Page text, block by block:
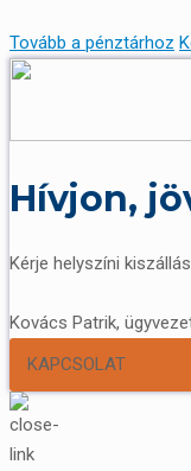
Tovább a pénztárhoz
Hívjon,
Kérje helyszíni
Kovács Patrik,
KAPCSOLAT